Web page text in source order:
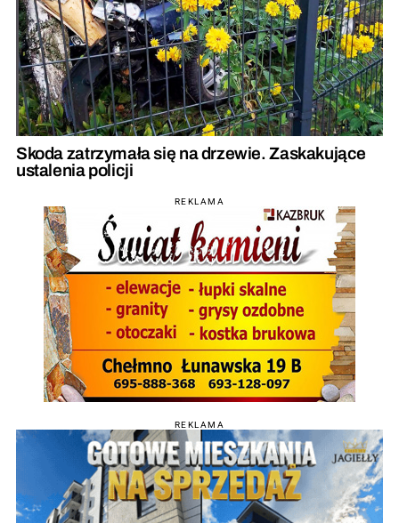
Skoda zatrzymała się na drzewie. Zaskakujące
ustalenia policji
REKLAMA
REKLAMA